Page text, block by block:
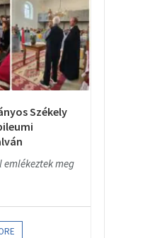
Székely
meg